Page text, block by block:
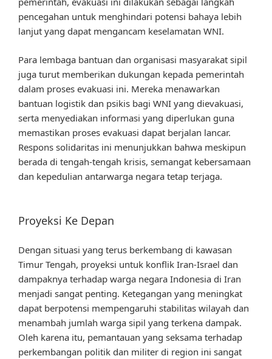
pencegahan untuk menghindari potensi bahaya lebih
lanjut yang dapat mengancam keselamatan WNI.
Para lembaga bantuan dan organisasi masyarakat sipil
juga turut memberikan dukungan kepada pemerintah
dalam proses evakuasi ini. Mereka menawarkan
bantuan logistik dan psikis bagi WNI yang dievakuasi,
serta menyediakan informasi yang diperlukan guna
memastikan proses evakuasi dapat berjalan lancar.
Respons solidaritas ini menunjukkan bahwa meskipun
berada di tengah-tengah krisis, semangat kebersamaan
dan kepedulian antarwarga negara tetap terjaga.
Proyeksi Ke Depan
Dengan situasi yang terus berkembang di kawasan
Timur Tengah, proyeksi untuk konflik Iran-Israel dan
dampaknya terhadap warga negara Indonesia di Iran
menjadi sangat penting. Ketegangan yang meningkat
dapat berpotensi mempengaruhi stabilitas wilayah dan
menambah jumlah warga sipil yang terkena dampak.
Oleh karena itu, pemantauan yang seksama terhadap
perkembangan politik dan militer di region ini sangat